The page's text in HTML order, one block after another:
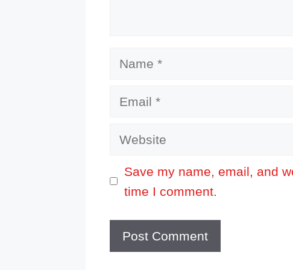
Name
Email
Website
Save my name, email, and
time I comment.